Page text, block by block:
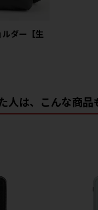
ダー【生
人は、こんな商品